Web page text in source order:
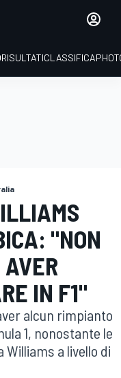
RISULTATICLASSIFICA
"NON
IN F1"
alcun rimpianto
1, nonostante le
a livello di